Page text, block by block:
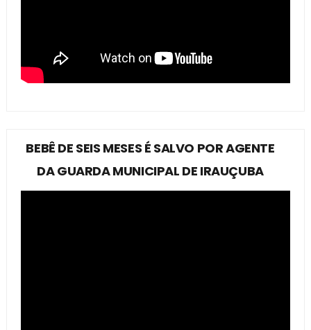
BEBÊ DE SEIS MESES É SALVO POR AGENTE
DA GUARDA MUNICIPAL DE IRAUÇUBA